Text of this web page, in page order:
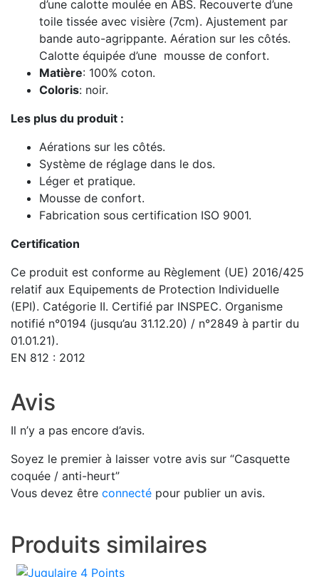
d’une calotte moulée en ABS. Recouverte d’une
toile tissée avec visière (7cm). Ajustement par
bande auto-agrippante. Aération sur les côtés.
Calotte équipée d’une mousse de confort.
Matière: 100% coton.
Coloris: noir.
Les plus du produit :
Aérations sur les côtés.
Système de réglage dans le dos.
Léger et pratique.
Mousse de confort.
Fabrication sous certification ISO 9001.
Certification
Ce produit est conforme au Règlement (UE) 2016/425
relatif aux Equipements de Protection Individuelle
(EPI). Catégorie II. Certifié par INSPEC. Organisme
notifié n°0194 (jusqu’au 31.12.20) / n°2849 à partir du
01.01.21).
EN 812 : 2012
Avis
Il n’y a pas encore d’avis.
Soyez le premier à laisser votre avis sur “Casquette
coquée / anti-heurt”
Vous devez être connecté pour publier un avis.
Produits similaires